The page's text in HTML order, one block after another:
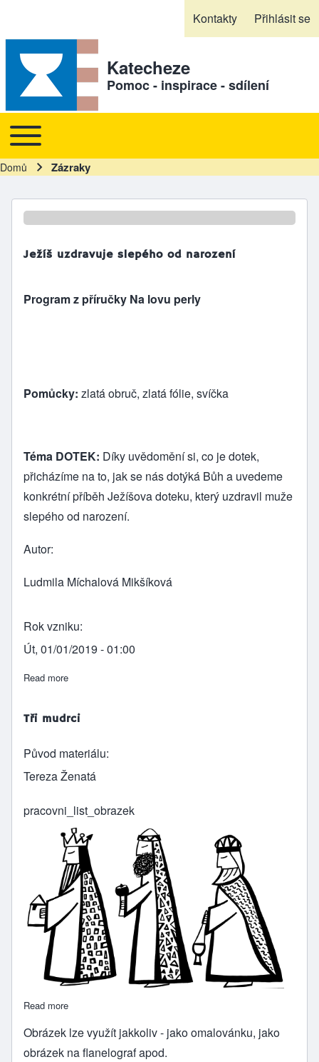
Kontakty Přihlásit se
Katecheze
Pomoc - inspirace - sdílení
Hlavní navigace
Toggle main menu
Drobečková navigace
Domů Zázraky
Ježíš uzdravuje slepého od narození
Program z příručky Na lovu perly
Pomůcky: zlatá obruč, zlatá fólie, svíčka
Téma DOTEK: Díky uvědomění si, co je dotek,
přicházíme na to, jak se nás dotýká Bůh a uvedeme
konkrétní příběh Ježíšova doteku, který uzdravil muže
slepého od narození.
Autor
Ludmila Míchalová Mikšíková
Rok vzniku
Út, 01/01/2019 - 01:00
Read more
Tři mudrci
Původ materiálu
Tereza Ženatá
pracovni_list_obrazek
Read more
Obrázek lze využít jakkoliv - jako omalovánku, jako
obrázek na flanelograf apod.